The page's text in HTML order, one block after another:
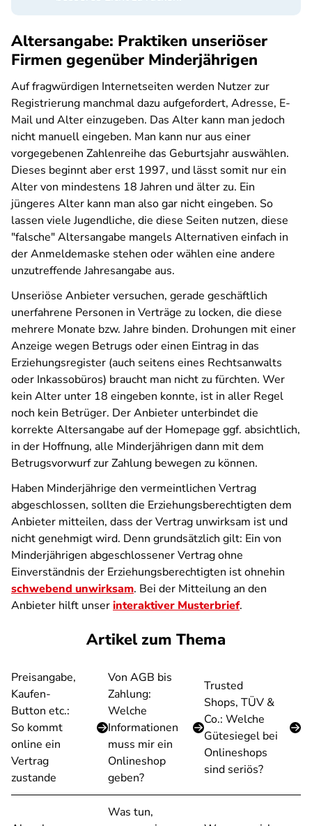
Altersangabe: Praktiken unseriöser
Firmen gegenüber Minderjährigen
Auf fragwürdigen Internetseiten werden Nutzer zur
Registrierung manchmal dazu aufgefordert, Adresse, E-
Mail und Alter einzugeben. Das Alter kann man jedoch
nicht manuell eingeben. Man kann nur aus einer
vorgegebenen Zahlenreihe das Geburtsjahr auswählen.
Dieses beginnt aber erst 1997, und lässt somit nur ein
Alter von mindestens 18 Jahren und älter zu. Ein
jüngeres Alter kann man also gar nicht eingeben. So
lassen viele Jugendliche, die diese Seiten nutzen, diese
"falsche" Altersangabe mangels Alternativen einfach in
der Anmeldemaske stehen oder wählen eine andere
unzutreffende Jahresangabe aus.
Unseriöse Anbieter versuchen, gerade geschäftlich
unerfahrene Personen in Verträge zu locken, die diese
mehrere Monate bzw. Jahre binden. Drohungen mit einer
Anzeige wegen Betrugs oder einen Eintrag in das
Erziehungsregister (auch seitens eines Rechtsanwalts
oder Inkassobüros) braucht man nicht zu fürchten. Wer
kein Alter unter 18 eingeben konnte, ist in aller Regel
noch kein Betrüger. Der Anbieter unterbindet die
korrekte Altersangabe auf der Homepage ggf. absichtlich,
in der Hoffnung, alle Minderjährigen dann mit dem
Betrugsvorwurf zur Zahlung bewegen zu können.
Haben Minderjährige den vermeintlichen Vertrag
abgeschlossen, sollten die Erziehungsberechtigten dem
Anbieter mitteilen, dass der Vertrag unwirksam ist und
nicht genehmigt wird. Denn grundsätzlich gilt: Ein von
Minderjährigen abgeschlossener Vertrag ohne
Einverständnis der Erziehungsberechtigten ist ohnehin
schwebend unwirksam. Bei der Mitteilung an den
Anbieter hilft unserinteraktiver Musterbrief.
Artikel zum Thema
Preisangabe,
Kaufen-
Button etc.:
So kommt
online ein
Vertrag
zustande
Von AGB bis
Zahlung:
Welche
Informationen
muss mir ein
Onlineshop
geben?
Trusted
Shops, TÜV &
Co.: Welche
Gütesiegel bei
Onlineshops
sind seriös?
Was tun,